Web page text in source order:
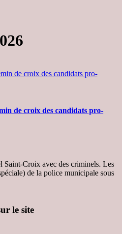
de croix des candidats pro-
Saint-Croix avec des criminels. Les
de la police municipale sous
le site